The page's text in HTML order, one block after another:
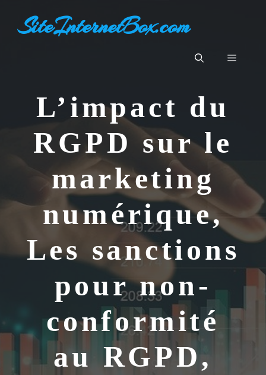
contenuSiteInternetBox.com
Menu
L’impact du
RGPD sur le
marketing
numérique,
Les sanctions
pour non-
conformité
au RGPD,